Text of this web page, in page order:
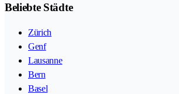
Beliebte Städte
Zürich
Genf
Lausanne
Bern
Basel